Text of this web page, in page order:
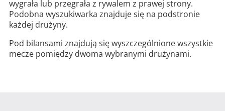
wygrała lub przegrała z rywalem z prawej strony.
Podobna wyszukiwarka znajduje się na podstronie
każdej drużyny.
Pod bilansami znajdują się wyszczególnione wszystkie
mecze pomiędzy dwoma wybranymi drużynami.